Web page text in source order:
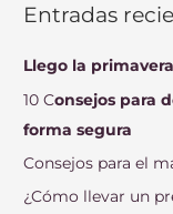
c
r
:
Entradas
Llego la
10 Consejos para
forma segura
Consejos para el
¿Cómo llevar un